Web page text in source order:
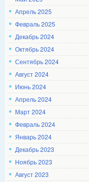
Апрель 2025
Февраль 2025
Декабрь 2024
Октябрь 2024
Сентябрь 2024
Август 2024
Июнь 2024
Апрель 2024
Март 2024
Февраль 2024
Январь 2024
Декабрь 2023
Ноябрь 2023
Август 2023